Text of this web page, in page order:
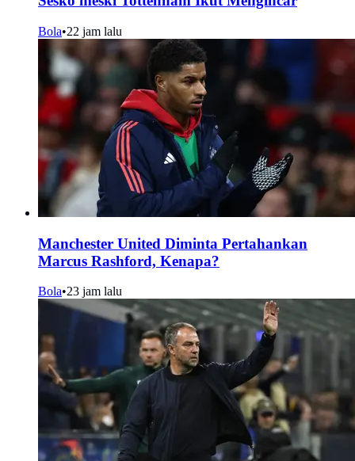
Bola•22 jam lalu
Manchester United Diminta Pertahankan
Marcus Rashford, Kenapa?
Bola•23 jam lalu